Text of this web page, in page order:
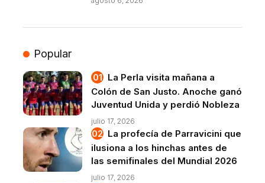
Popular
La Perla visita mañana a
Colón de San Justo. Anoche ganó
Juventud Unida y perdió Nobleza
julio 17, 2026
La profecía de Parravicini que
ilusiona a los hinchas antes de
las semifinales del Mundial 2026
julio 17, 2026